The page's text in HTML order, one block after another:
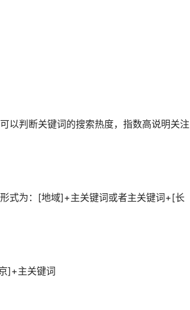
以判断关键词的搜索热度，指数高说明关注
式为：[地域]+主关键词或者主关键词+[长
]+主关键词